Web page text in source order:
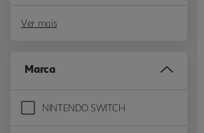
Ver mais
Marca
NINTENDO SWITCH
Refine by Marca: NINTENDO SWITCH